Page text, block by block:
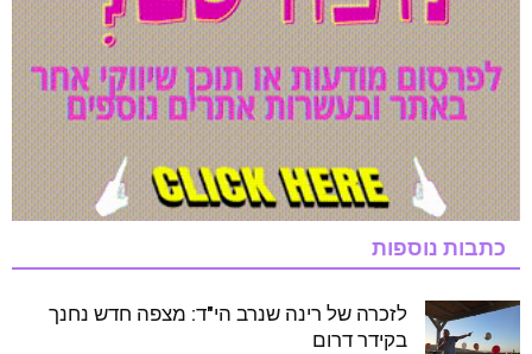
כתבות נוספות
לזכרה של רינה שנרב הי"ד: מצפה חדש נחנך
בקידר דרום